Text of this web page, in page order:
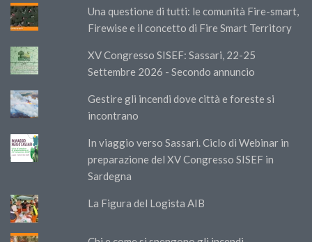
Una questione di tutti: le comunità Fire-smart,
Firewise e il concetto di Fire Smart Territory
XV Congresso SISEF: Sassari, 22-25
Settembre 2026 - Secondo annuncio
Gestire gli incendi dove città e foreste si
incontrano
In viaggio verso Sassari. Ciclo di Webinar in
preparazione del XV Congresso SISEF in
Sardegna
La Figura del Logista AIB